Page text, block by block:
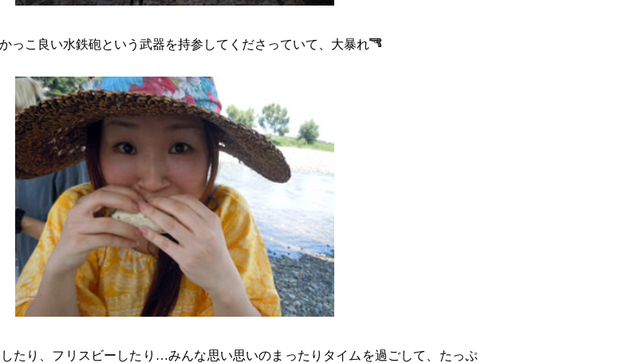
っこ良い水鉄砲という武器を持参してくださっていて、大暴れ
たり、フリスビーしたり…みんな思い思いのまったりタイムを過ごして、たっぷ